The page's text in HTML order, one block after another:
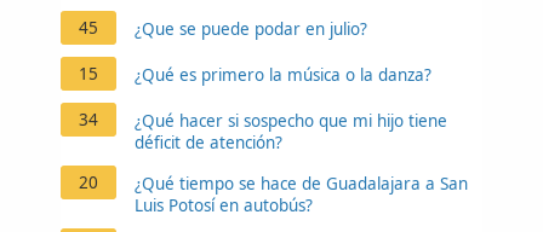
45
¿Que se puede podar en julio?
15 ¿Qué es primero la música o la danza?
34
¿Qué hacer si sospecho que mi hijo tiene
déficit de atención?
20
¿Qué tiempo se hace de Guadalajara a San
Luis Potosí en autobús?